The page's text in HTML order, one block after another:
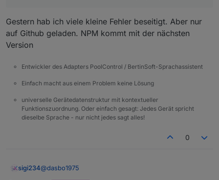
Gestern hab ich viele kleine Fehler beseitigt. Aber nur
auf Github geladen. NPM kommt mit der nächsten
Version
Entwickler des Adapters PoolControl / BertinSoft-Sprachassistent
Einfach macht aus einem Problem keine Lösung
universelle Gerätedatenstruktur mit kontextueller
Funktionszuordnung. Oder einfach gesagt: Jedes Gerät spricht
dieselbe Sprache - nur nicht jedes sagt alles!
0
sigi234@dasbo1975